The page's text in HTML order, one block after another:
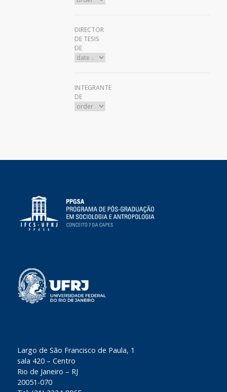
DIRECTOR
DE TESIS
DE
INTEGRANTE
DE
​Largo de São Francisco de Paula, 1
sala 420 – Centro
Rio de Janeiro – RJ
20051-070